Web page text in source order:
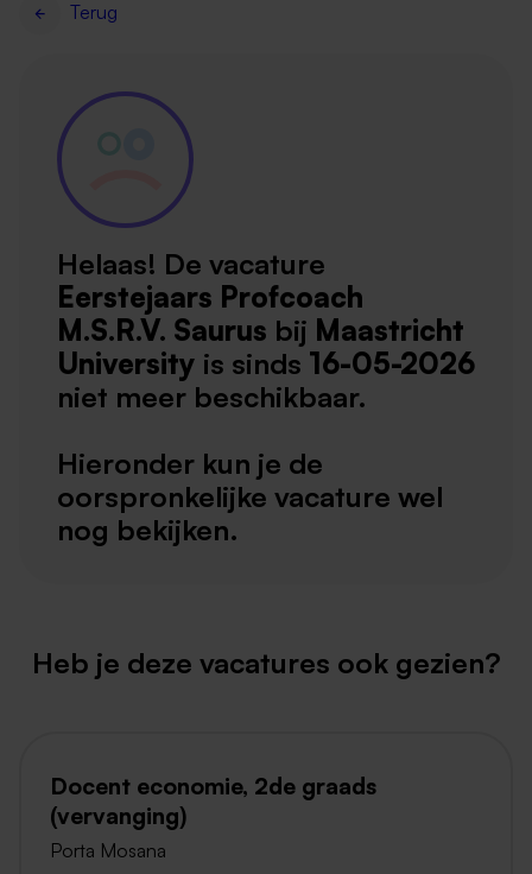
Terug
Helaas! De vacature
Eerstejaars Profcoach
M.S.R.V. Saurus bij Maastricht
University is sinds 16-05-2026
niet meer beschikbaar.
Hieronder kun je de
oorspronkelijke vacature wel
nog bekijken.
Heb je deze vacatures ook gezien?
Docent economie, 2de graads
(vervanging)
Porta Mosana